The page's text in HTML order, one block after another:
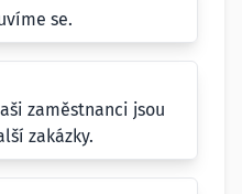
se.
zaměstnanci jsou
zakázky.